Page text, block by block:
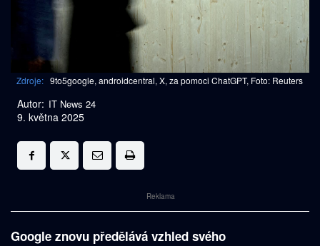
Zdroje: 9to5google, androidcentral, X, za pomoci ChatGPT, Foto: Reuters
Autor: IT News 24
9. května 2025
Reklama
Google znovu předělává vzhled svého